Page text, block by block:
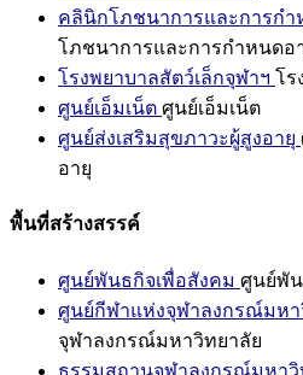
คลินิกโภชนาการและการกำ
โภชนาการและการกำหนดอ
โรงพยาบาลสัตว์เล็กจุฬาฯ โร
ศูนย์เอ็มเน็ต ศูนย์เอ็มเน็ต
ศูนย์ส่งเสริมสุขภาวะผู้สูงอายุ
อายุ
พื้นที่สร้างสรรค์
ศูนย์พันธกิจเพื่อสังคม ศูนย์พัน
ศูนย์กีฬาแห่งจุฬาลงกรณ์มหา
จุฬาลงกรณ์มหาวิทยาลัย
ธรรมสถานจุฬาลงกรณ์มหาวิ